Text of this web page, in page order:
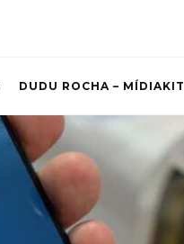
DUDU ROCHA – MÍDIAKIT